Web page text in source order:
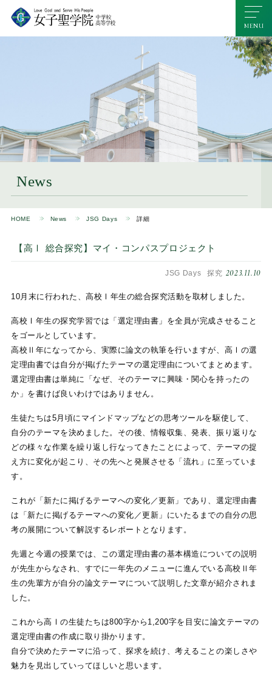
News
HOME News JSG Days 詳細
【高Ⅰ 総合探究】マイ・コンパスプロジェクト
JSG Days 探究 2023.11.10
10月末に行われた、高校Ⅰ年生の総合探究活動を取材しました。
高校Ⅰ年生の探究学習では「選定理由書」を全員が完成させること
をゴールとしています。
高校Ⅱ年になってから、実際に論文の執筆を行いますが、高Ⅰの選
定理由書では自分が掲げたテーマの選定理由についてまとめます。
選定理由書は単純に「なぜ、そのテーマに興味・関心を持ったの
か」を書けば良いわけではありません。
生徒たちは5月頃にマインドマップなどの思考ツールを駆使して、
自分のテーマを決めました。その後、情報収集、発表、振り返りな
どの様々な作業を繰り返し行なってきたことによって、テーマの捉
え方に変化が起こり、その先へと発展させる「流れ」に至っていま
す。
これが「新たに掲げるテーマへの変化／更新」であり、選定理由書
は「新たに掲げるテーマへの変化／更新」にいたるまでの自分の思
考の展開について解説するレポートとなります。
先週と今週の授業では、この選定理由書の基本構造についての説明
が先生からなされ、すでに一年先のメニューに進んでいる高校Ⅱ年
生の先輩方が自分の論文テーマについて説明した文章が紹介されま
した。
これから高Ⅰの生徒たちは800字から1,200字を目安に論文テーマの
選定理由書の作成に取り掛かります。
自分で決めたテーマに沿って、探求を続け、考えることの楽しさや
魅力を見出していってほしいと思います。